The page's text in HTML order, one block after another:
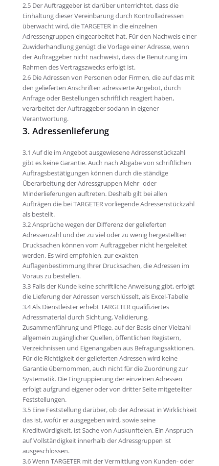
2.5 Der Auftraggeber ist darüber unterrichtet, dass die
Einhaltung dieser Vereinbarung durch Kontrolladressen
überwacht wird, die TARGETER in die einzelnen
Adressengruppen eingearbeitet hat. Für den Nachweis einer
Zuwiderhandlung genügt die Vorlage einer Adresse, wenn
der Auftraggeber nicht nachweist, dass die Benutzung im
Rahmen des Vertragszwecks erfolgt ist.
2.6 Die Adressen von Personen oder Firmen, die auf das mit
den gelieferten Anschriften adressierte Angebot, durch
Anfrage oder Bestellungen schriftlich reagiert haben,
verarbeitet der Auftraggeber sodann in eigener
Verantwortung.
3. Adressenlieferung
3.1 Auf die im Angebot ausgewiesene Adressenstückzahl
gibt es keine Garantie. Auch nach Abgabe von schriftlichen
Auftragsbestätigungen können durch die ständige
Überarbeitung der Adressgruppen Mehr- oder
Minderlieferungen auftreten. Deshalb gilt bei allen
Aufträgen die bei TARGETER vorliegende Adressenstückzahl
als bestellt.
3.2 Ansprüche wegen der Differenz der gelieferten
Adressenzahl und der zu viel oder zu wenig hergestellten
Drucksachen können vom Auftraggeber nicht hergeleitet
werden. Es wird empfohlen, zur exakten
Auflagenbestimmung Ihrer Drucksachen, die Adressen im
Voraus zu bestellen.
3.3 Falls der Kunde keine schriftliche Anweisung gibt, erfolgt
die Lieferung der Adressen verschlüsselt, als Excel-Tabelle
3.4 Als Dienstleister erhebt TARGETER qualifiziertes
Adressmaterial durch Sichtung, Validierung,
Zusammenführung und Pflege, auf der Basis einer Vielzahl
allgemein zugänglicher Quellen, öffentlichen Registern,
Verzeichnissen und Eigenangaben aus Befragungsaktionen.
Für die Richtigkeit der gelieferten Adressen wird keine
Garantie übernommen, auch nicht für die Zuordnung zur
Systematik. Die Eingruppierung der einzelnen Adressen
erfolgt aufgrund eigener oder von dritter Seite mitgeteilter
Feststellungen.
3.5 Eine Feststellung darüber, ob der Adressat in Wirklichkeit
das ist, wofür er ausgegeben wird, sowie seine
Kreditwürdigkeit, ist Sache von Auskunfteien. Ein Anspruch
auf Vollständigkeit innerhalb der Adressgruppen ist
ausgeschlossen.
3.6 Wenn TARGETER mit der Vermittlung von Kunden- oder